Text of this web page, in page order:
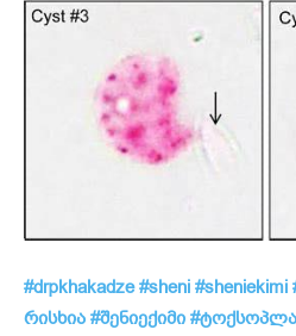
#drpkhakadze #sheni #sheniekimi
რისხია #შენიექიმი #